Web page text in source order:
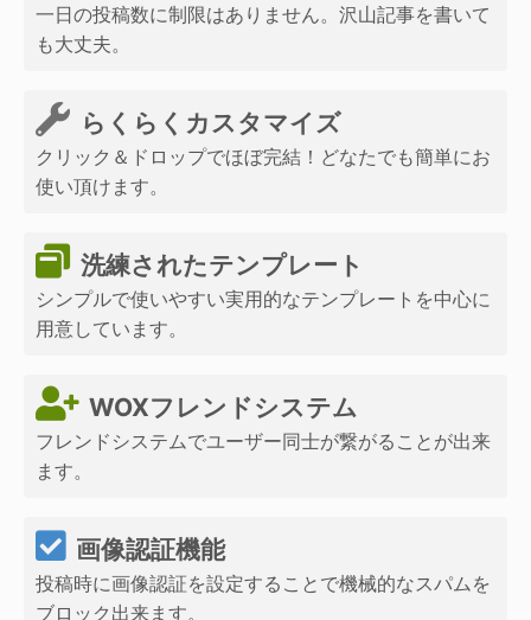
一日の投稿数に制限はありません。沢山記事を書いて
も大丈夫。
らくらくカスタマイズ
クリック＆ドロップでほぼ完結！どなたでも簡単にお
使い頂けます。
洗練されたテンプレート
シンプルで使いやすい実用的なテンプレートを中心に
用意しています。
WOXフレンドシステム
フレンドシステムでユーザー同士が繋がることが出来
ます。
画像認証機能
投稿時に画像認証を設定することで機械的なスパムを
ブロック出来ます。